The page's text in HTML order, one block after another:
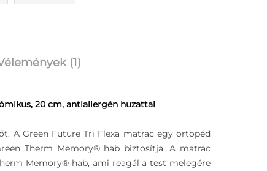
(1)
20 cm, antiallergén huzattal
A Green Future Tri Flexa matrac egy ortopéd
Therm Memory® hab biztosítja. A matrac
Memory® hab, ami reagál a test melegére